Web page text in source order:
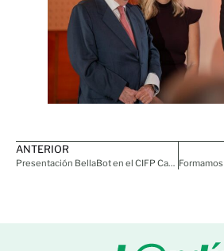
ANTERIOR
Presentación BellaBot en el CIFP Carlos Oroza (Pontevedra)